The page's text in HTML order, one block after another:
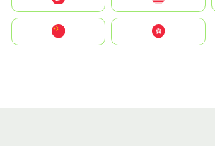
中國香港特別行政區